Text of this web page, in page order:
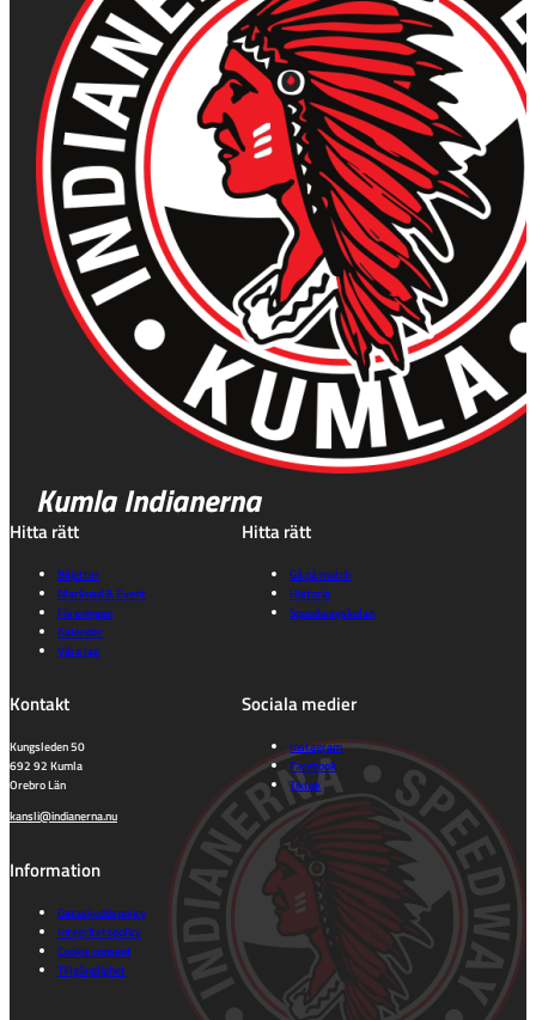
Kumla Indianerna
Hitta rätt
Biljetter
Marknad & Event
Föreningen
Kalender
Våra lag
Hitta rätt
Gå på match
Historia
Speedwayskolan
Kontakt
Kungsleden 50
692 92 Kumla
Orebro Län
kansli@indianerna.nu
Sociala medier
Instagram
Facebook
Tiktok
Information
Dataskyddspolicy
Integritetspolicy
Cookie consent
Tillgänglighet